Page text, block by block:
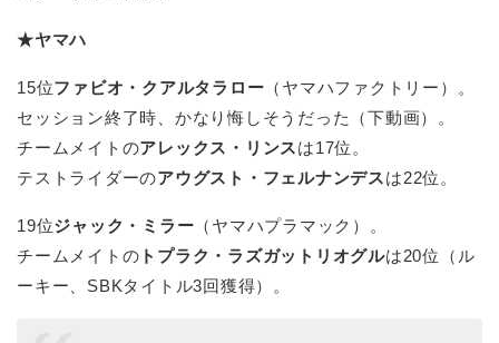
★ヤマハ
15位ファビオ・クアルタラロー （ヤマハファクトリー）。
セッション終了時、かなり悔しそうだった（下動画）。
チームメイトのアレックス・リンスは17位。
テストライダーのアウグスト・フェルナンデスは22位。
19位ジャック・ミラー （ヤマハプラマック）。
チームメイトの トプラク・ラズガットリオグルは20位（ル
ーキー、SBKタイトル3回獲得）。